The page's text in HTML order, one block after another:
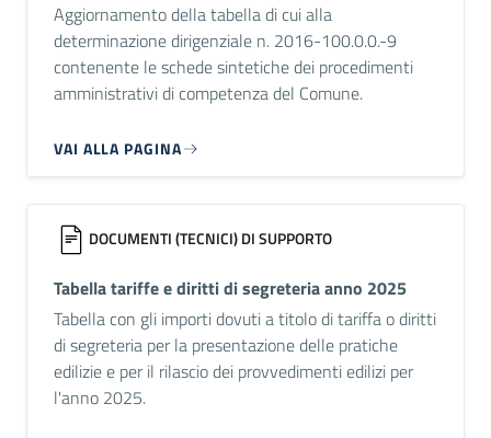
Aggiornamento della tabella di cui alla
determinazione dirigenziale n. 2016-100.0.0.-9
contenente le schede sintetiche dei procedimenti
amministrativi di competenza del Comune.
VAI ALLA PAGINA
DOCUMENTI (TECNICI) DI SUPPORTO
Tabella tariffe e diritti di segreteria anno 2025
Tabella con gli importi dovuti a titolo di tariffa o diritti
di segreteria per la presentazione delle pratiche
edilizie e per il rilascio dei provvedimenti edilizi per
l'anno 2025.